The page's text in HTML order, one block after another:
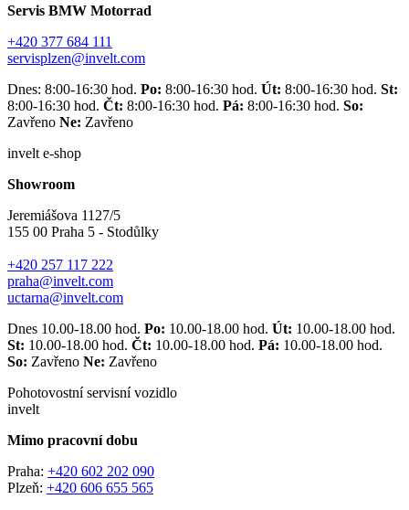
Servis BMW Motorrad
+420 377 684 111
servisplzen@invelt.com
Dnes: 8:00-16:30 hod. Po: 8:00-16:30 hod. Út: 8:00-16:30 hod. St:
8:00-16:30 hod. Čt: 8:00-16:30 hod. Pá: 8:00-16:30 hod. So:
Zavřeno Ne: Zavřeno
invelt e-shop
Showroom
Jeremiášova 1127/5
155 00 Praha 5 - Stodůlky
+420 257 117 222
praha@invelt.com
uctarna@invelt.com
Dnes 10.00-18.00 hod. Po: 10.00-18.00 hod. Út: 10.00-18.00 hod.
St: 10.00-18.00 hod. Čt: 10.00-18.00 hod. Pá: 10.00-18.00 hod.
So: Zavřeno Ne: Zavřeno
Pohotovostní servisní vozidlo
invelt
Mimo pracovní dobu
Praha: +420 602 202 090
Plzeň: +420 606 655 565